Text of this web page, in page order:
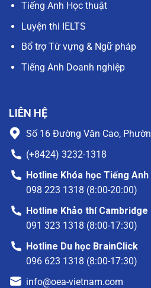
Tiếng Anh Học thuật
Luyện thi IELTS
Bổ trợ Từ vựng & Ngữ pháp
Tiếng Anh Doanh nghiệp
LIÊN HỆ
Số 16 Đường Văn Cao,
(+8424) 3232-1318
Hotline Khóa học Tiếng Anh
098 223 1318 (8:00-20:00)
Hotline Khảo thí Cambridge
091 323 1318 (8:00-17:30)
Hotline Du học BrainClick
096 623 1318 (8:00-17:30)
info@oea-vietnam.com